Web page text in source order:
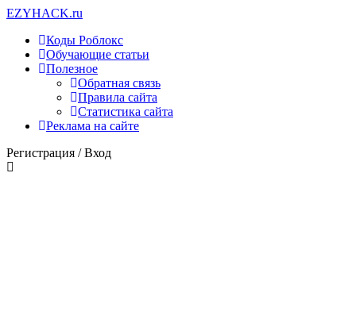
EZYHACK.ru
Коды Роблокс
Обучающие статьи
Полезное
Обратная связь
Правила сайта
Статистика сайта
Реклама на сайте
Регистрация /Вход